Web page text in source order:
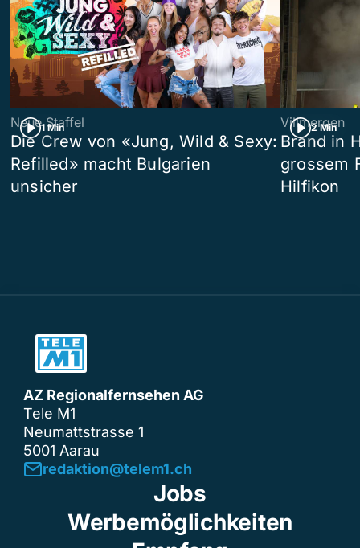
1 Min
Neue Staffel
Die Crew von «Jung, Wild & Sexy:
Refilled» macht Bulgarien
unsicher
2 Min
Villmergen
Brand in
grossem
Hilfikon
AZ Regionalfernsehen AG
Tele M1
Neumattstrasse 1
5001 Aarau
redaktion@telem1.ch
Jobs
Werbemöglichkeiten